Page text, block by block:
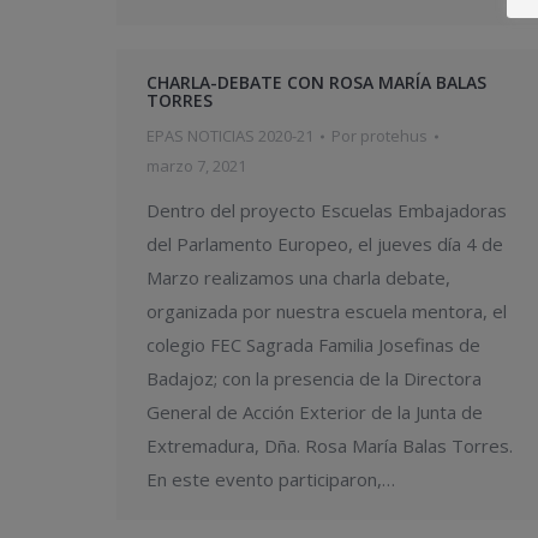
CHARLA-DEBATE CON ROSA MARÍA BALAS
TORRES
EPAS NOTICIAS 2020-21 Por protehus
marzo 7, 2021
Dentro del proyecto Escuelas Embajadoras
del Parlamento Europeo, el jueves día 4 de
Marzo realizamos una charla debate,
organizada por nuestra escuela mentora, el
colegio FEC Sagrada Familia Josefinas de
Badajoz; con la presencia de la Directora
General de Acción Exterior de la Junta de
Extremadura, Dña. Rosa María Balas Torres.
En este evento participaron,…